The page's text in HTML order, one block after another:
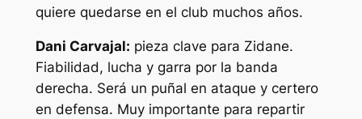
quiere quedarse en el club muchos años.
Dani Carvajal: pieza clave para Zidane.
Fiabilidad, lucha y garra por la banda
derecha. Será un puñal en ataque y certero
en defensa. Muy importante para repartir